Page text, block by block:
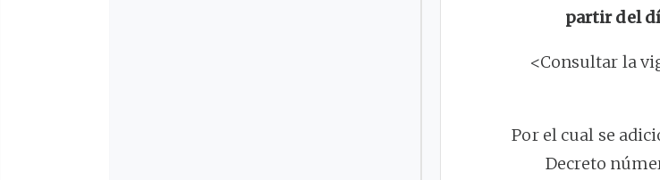
partir del
<Consultar la
Por el cual se
Decreto